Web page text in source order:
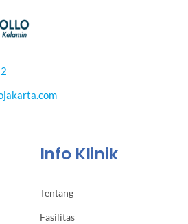
Info Klinik
Tentang
Fasilitas